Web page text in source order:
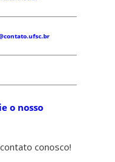
o nosso
conosco!